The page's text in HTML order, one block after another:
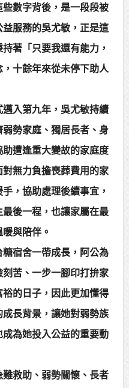
」得獎者及入
系
數字背後，是一段段被
服務的吳尤敏，正是這
著「只要我還有能力，
十餘年來從未停下助人
入第九年，吳尤敏持續
勢家庭、獨居長者、身
遭逢重大變故的家庭度
無力負擔喪葬費用的家
，協助處理後續事宜，
後一程，也讓家屬在最
與陪伴。
宿舍一帶成長，阿公為
苦、一步一腳印打拚家
的日子，因此更加懂得
長背景，讓她對弱勢族
為她投入公益的重要動
救助、弱勢關懷、長者